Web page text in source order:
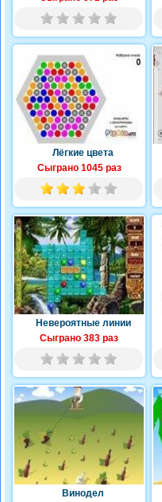
Лёгкие цвета
Сыграно 1045 раз
Невероятные линии
Сыграно 383 раз
Винодел